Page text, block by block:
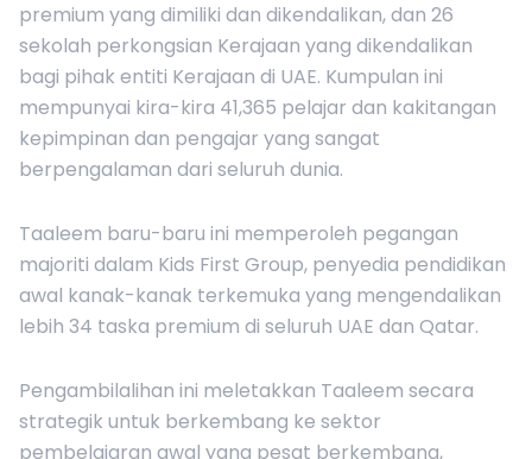
premium yang dimiliki dan dikendalikan, dan 26
sekolah perkongsian Kerajaan yang dikendalikan
bagi pihak entiti Kerajaan di UAE. Kumpulan ini
mempunyai kira-kira 41,365 pelajar dan kakitangan
kepimpinan dan pengajar yang sangat
berpengalaman dari seluruh dunia.
Taaleem baru-baru ini memperoleh pegangan
majoriti dalam Kids First Group, penyedia pendidikan
awal kanak-kanak terkemuka yang mengendalikan
lebih 34 taska premium di seluruh UAE dan Qatar.
Pengambilalihan ini meletakkan Taaleem secara
strategik untuk berkembang ke sektor
pembelajaran awal yang pesat berkembang,